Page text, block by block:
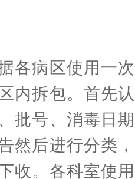
病区使用一次
内拆包。首先
批号、消毒日
然后进行分类
收。各科室使